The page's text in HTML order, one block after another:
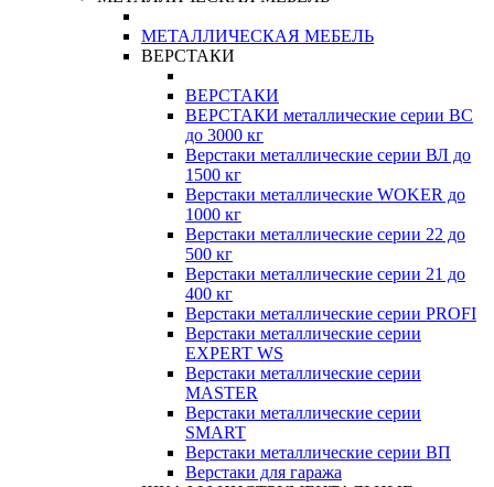
МЕТАЛЛИЧЕСКАЯ МЕБЕЛЬ
ВЕРСТАКИ
ВЕРСТАКИ
ВЕРСТАКИ металлические серии ВС
до 3000 кг
Верстаки металлические серии ВЛ до
1500 кг
Верстаки металлические WOKER до
1000 кг
Верстаки металлические серии 22 до
500 кг
Верстаки металлические серии 21 до
400 кг
Верстаки металлические серии PROFI
Верстаки металлические серии
EXPERT WS
Верстаки металлические серии
MASTER
Верстаки металлические серии
SMART
Верстаки металлические серии ВП
Верстаки для гаража